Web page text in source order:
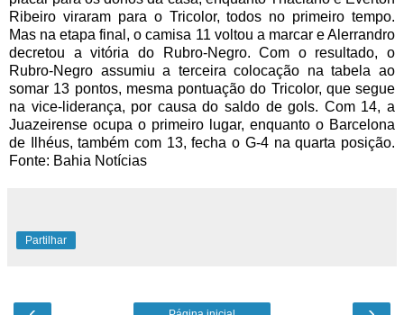
Ribeiro viraram para o Tricolor, todos no primeiro tempo.
Mas na etapa final, o camisa 11 voltou a marcar e Alerrandro
decretou a vitória do Rubro-Negro. Com o resultado, o
Rubro-Negro assumiu a terceira colocação na tabela ao
somar 13 pontos, mesma pontuação do Tricolor, que segue
na vice-liderança, por causa do saldo de gols. Com 14, a
Juazeirense ocupa o primeiro lugar, enquanto o Barcelona
de Ilhéus, também com 13, fecha o G-4 na quarta posição.
Fonte: Bahia Notícias
Partilhar